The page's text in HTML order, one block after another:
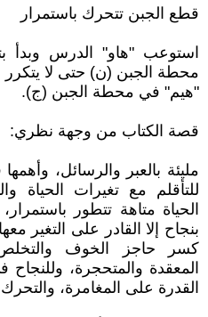
قطع الجبن تتحرك باستمرار
استوعب "هاو" الدرس وبدأ
محطة الجبن (ن) حتى لا يتكرر
"هيم" في محطة الجبن (ج).
قصة الكتاب من وجهة نظري:
مليئة بالعبر والرسائل،
للتأقلم مع تغيرات الحياة
الحياة متاهة تتطور
بنجاح إلا القادر على التغير
كسر حاجز الخوف والتخلص
المعقدة والمتحجرة،
القدرة على المغامرة،